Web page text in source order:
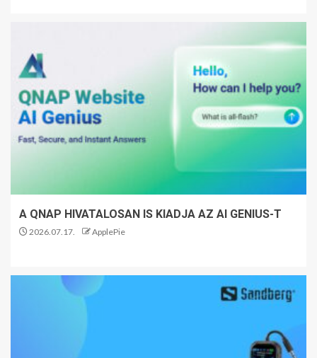
A QNAP HIVATALOSAN IS KIADJA AZ AI GENIUS-T
2026.07.17. ApplePie